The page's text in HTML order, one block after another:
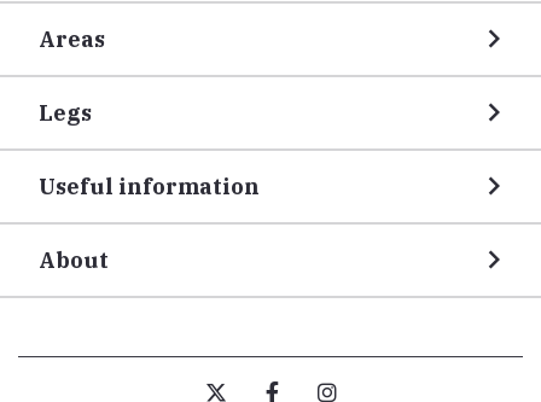
Areas
Legs
Useful information
About